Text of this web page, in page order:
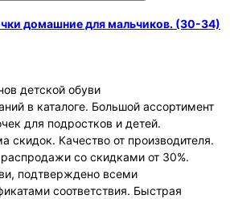
домашние для мальчиков. (30-34)
детской обуви
в каталоге. Большой ассортимент
для подростков и детей.
скидок. Качество от производителя.
со скидками от 30%.
подтверждено всеми
соответствия. Быстрая